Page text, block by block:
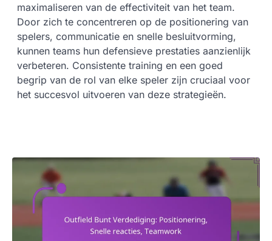
maximaliseren van de effectiviteit van het team.
Door zich te concentreren op de positionering van
spelers, communicatie en snelle besluitvorming,
kunnen teams hun defensieve prestaties aanzienlijk
verbeteren. Consistente training en een goed
begrip van de rol van elke speler zijn cruciaal voor
het succesvol uitvoeren van deze strategieën.